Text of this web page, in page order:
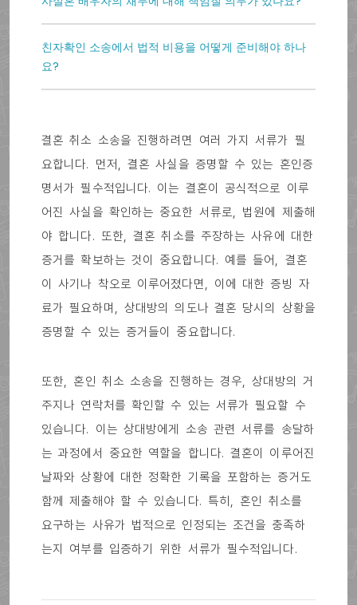
친자확인 소송에서 법적 비용을 어떻게 준비해야 하나
요?
결혼 취소 소송을 진행하려면 여러 가지 서류가 필
요합니다. 먼저, 결혼 사실을 증명할 수 있는 혼인증
명서가 필수적입니다. 이는 결혼이 공식적으로 이루
어진 사실을 확인하는 중요한 서류로, 법원에 제출해
야 합니다. 또한, 결혼 취소를 주장하는 사유에 대한
증거를 확보하는 것이 중요합니다. 예를 들어, 결혼
이 사기나 착오로 이루어졌다면, 이에 대한 증빙 자
료가 필요하며, 상대방의 의도나 결혼 당시의 상황을
증명할 수 있는 증거들이 중요합니다.
또한, 혼인 취소 소송을 진행하는 경우, 상대방의 거
주지나 연락처를 확인할 수 있는 서류가 필요할 수
있습니다. 이는 상대방에게 소송 관련 서류를 송달하
는 과정에서 중요한 역할을 합니다. 결혼이 이루어진
날짜와 상황에 대한 정확한 기록을 포함하는 증거도
함께 제출해야 할 수 있습니다. 특히, 혼인 취소를
요구하는 사유가 법적으로 인정되는 조건을 충족하
는지 여부를 입증하기 위한 서류가 필수적입니다.